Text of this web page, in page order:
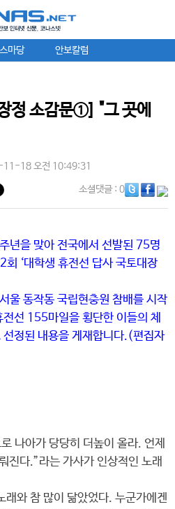
마당 안보칼럼
정 소감문①] "그 곳에
11-18 오전 10:49:31
소셜댓글: 0
년을 맞아 전국에서 선발된 75명
‘대학생 휴전선 답사 국토대장
울 동작동 국립현충원 참배를 시작
선 155마일을 횡단한 이들의 체
정된 내용을 게재합니다.(편집자
나아가 당당히 더높이 올라. 언제
진다.”라는 가사가 인상적인 노래
래와 참 많이 닮았었다. 누군가에겐